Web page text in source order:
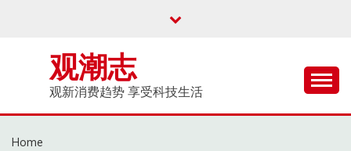
观潮志
观新消费趋势 享受科技生活
Home